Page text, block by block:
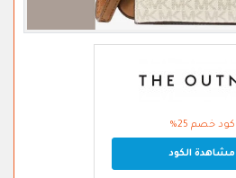
كود خصم 25%
مشاهدة الكود